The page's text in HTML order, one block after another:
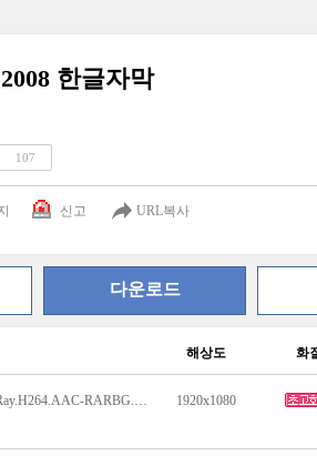
한글자막
107
신고 URL복사
다운로드
해상도 화
Cloverfield.2008.1080p.BluRay.H264.AAC-RARBG.mp4 1920x1080